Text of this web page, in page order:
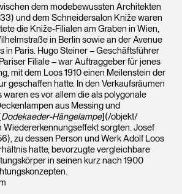
dem modebewussten Architekten
und dem Schneidersalon Kniže waren
die Kniže-Filialen am Graben in Wien,
in Berlin sowie an der Avenue
in Paris. Hugo Steiner – Geschäftsführer
Filiale – war Auftraggeber für jenes
mit dem Loos 1910 einen Meilenstein der
geschaffen hatte. In den Verkaufsräumen
es vor allem die als polygonale
aus Messing und
Dodekaeder-Hängelampe](/objekt/
Wiedererkennungseffekt sorgten. Josef
zu dessen Person und Werk Adolf Loos
hatte, bevorzugte vergleichbare
in seinen kurz nach 1900